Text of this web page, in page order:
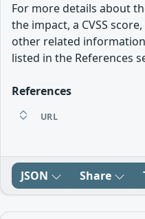
For more details about
the impact, a CVSS
other related
listed in the References
References
URL
JSON Share